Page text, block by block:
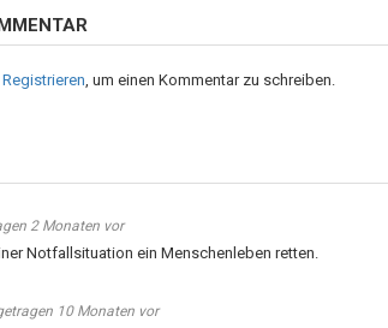
Registrieren, um einen Kommentar zu schreiben.
2 Monaten vor
Notfallsituation ein Menschenleben retten.
10 Monaten vor